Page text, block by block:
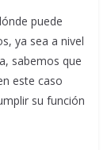
puede
ya sea a nivel
sabemos que
este caso
su función